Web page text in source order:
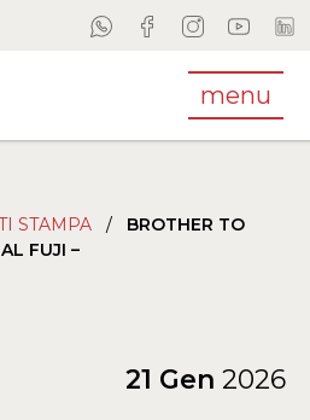
menu
STAMPA /
BROTHER TO
FUJI –
21 Gen 2026